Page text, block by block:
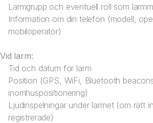
Larmgrupp och eventuell roll som
Information om din telefon (modell,
mobiloperatör)
Vid larm:
Tid och datum för larm
Position (GPS, WiFi, Bluetooth
inomhuspositionering)
Ljudinspelningar under larmet (om rätt
registrerade)